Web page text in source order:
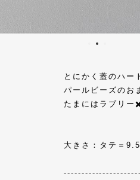
とにかく蓋のハー
パールビーズのお
たまにはラブリー
大きさ：タテ＝